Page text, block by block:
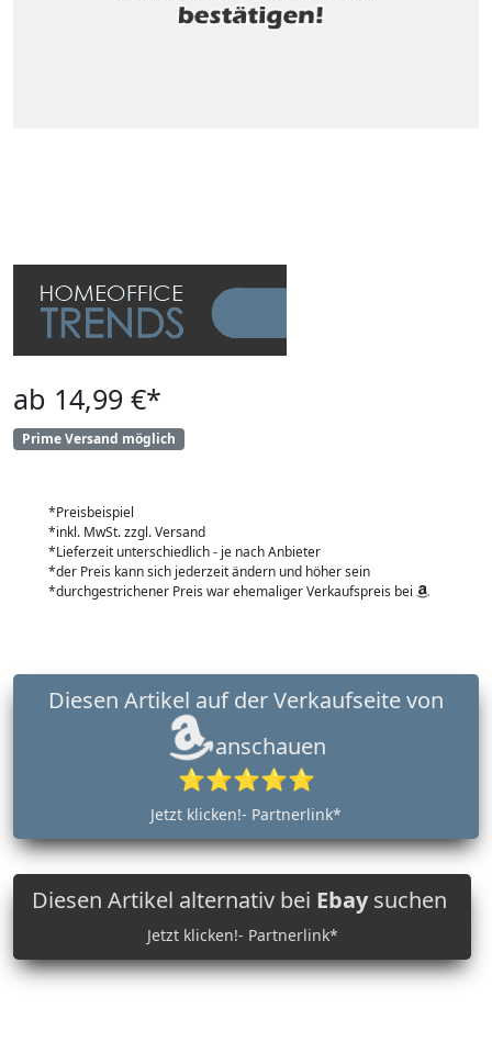
ab 14,99 €*
Prime Versand möglich
*Preisbeispiel
*inkl. MwSt. zzgl. Versand
*Lieferzeit unterschiedlich - je nach Anbieter
*der Preis kann sich jederzeit ändern und höher sein
*durchgestrichener Preis war ehemaliger Verkaufspreis bei
anschauen
⭐⭐⭐⭐⭐
Jetzt klicken!- Partnerlink*
Diesen Artikel alternativ bei Ebaysuchen
Jetzt klicken!- Partnerlink*